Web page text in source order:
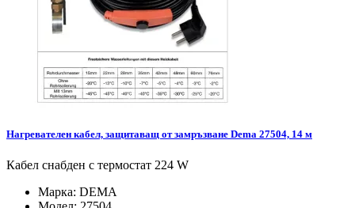
Нагревателен кабел, защитаващ от замръзване Dema 27504, 14 м
Кабел снабден с термостат 224 W
Марка: DEMA